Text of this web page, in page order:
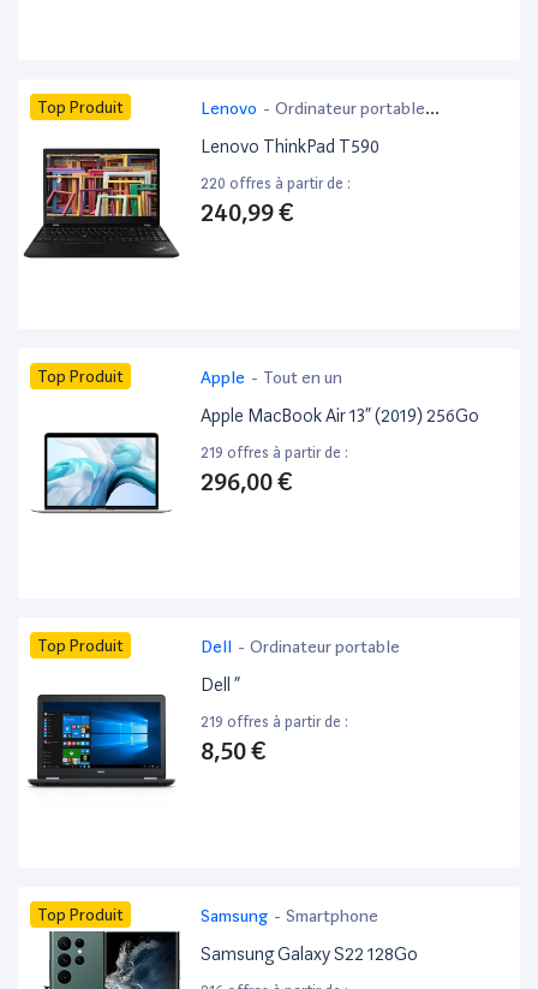
Top Produit Lenovo - Ordinateur portable
bureautique
Lenovo ThinkPad T590
220 offres à partir de :
240,99 €
Top Produit Apple - Tout en un
Apple MacBook Air 13” (2019) 256Go
219 offres à partir de :
296,00 €
Top Produit Dell - Ordinateur portable
Dell ”
219 offres à partir de :
8,50 €
Top Produit Samsung - Smartphone
Samsung Galaxy S22 128Go